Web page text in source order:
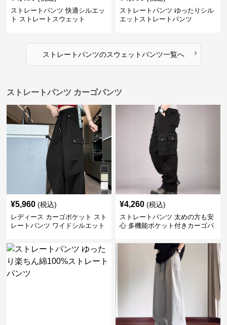
ストレートパンツ 快適シルエッ
ト ストレートスウェット
ストレートパンツ ゆったりシル
エットストレートパンツ
ストレートパンツのスウェットパンツ一覧へ ›
ストレートパンツ カーゴパンツ
¥5,960 (税込)
レディース カーゴポケット スト
レートパンツ ワイドシルエット
¥4,260 (税込)
ストレートパンツ 太めの方も安
心 多機能ポケット付きカーゴパ